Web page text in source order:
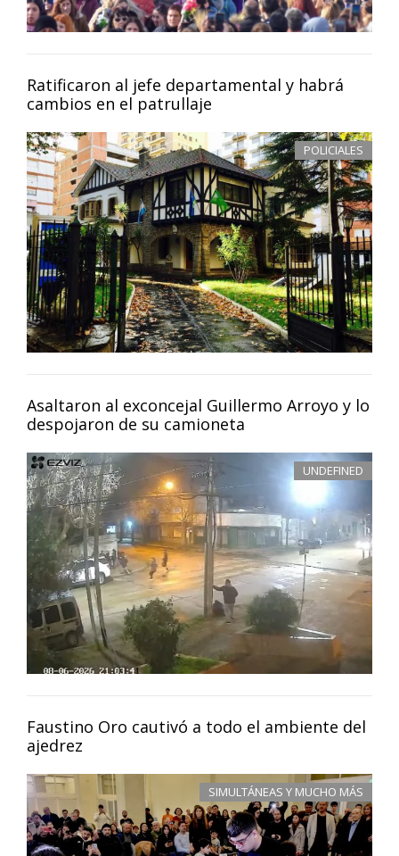
Ratificaron al jefe departamental y habrá
cambios en el patrullaje
POLICIALES
Asaltaron al exconcejal Guillermo Arroyo y lo
despojaron de su camioneta
UNDEFINED
Faustino Oro cautivó a todo el ambiente del
ajedrez
SIMULTÁNEAS Y MUCHO MÁS